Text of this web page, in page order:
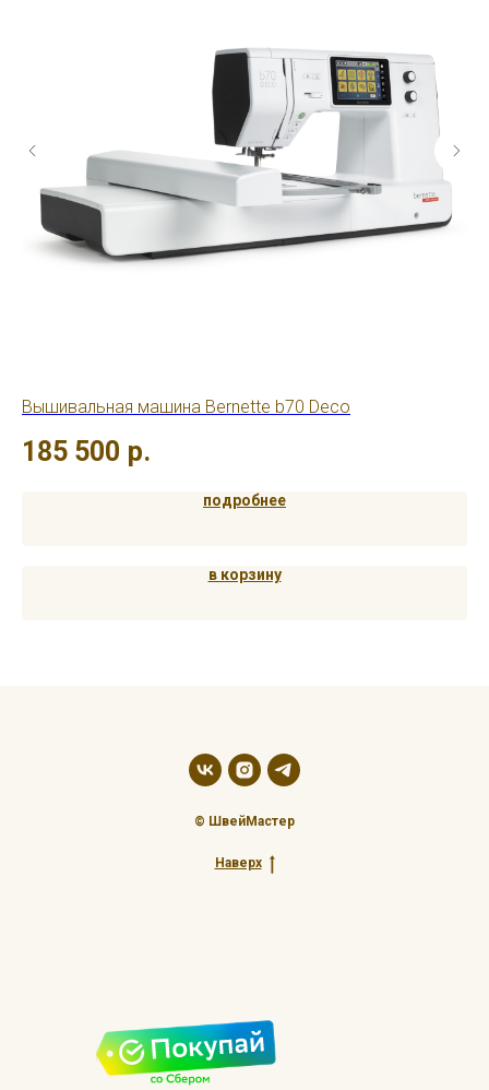
Вышивальная машина Bernette b70 Deco
185 500 р.
подробнее
в корзину
© ШвейМастер
Наверх